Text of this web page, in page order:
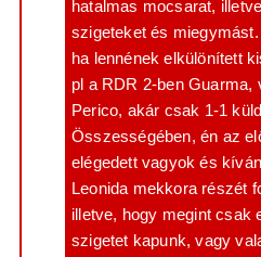
hatalmas mocsarat,
szigeteket és
ha lennének elkülönített
pl a RDR 2-ben Guarma,
Perico, akár csak 1-1
Összességében, én az
elégedett vagyok és
Leonida mekkora részét
illetve, hogy megint csak
szigetet kapunk, vagy